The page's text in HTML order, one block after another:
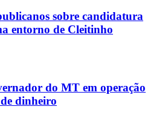
sobre candidatura
entorno de Cleitinho
do MT em operação
dinheiro